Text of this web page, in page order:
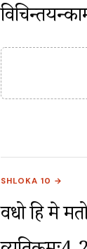
SHLOKA 10 →
वधो हि मे मतो